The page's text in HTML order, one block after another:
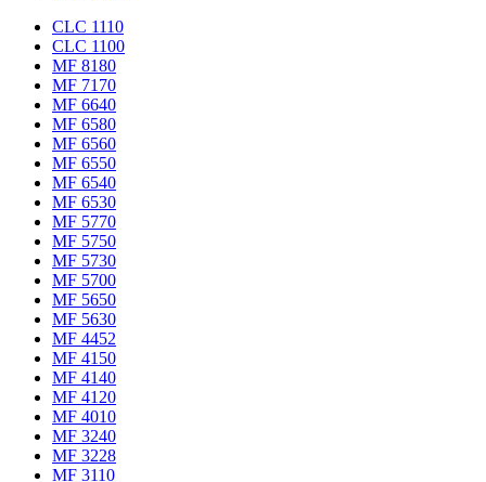
CLC 1110
CLC 1100
MF 8180
MF 7170
MF 6640
MF 6580
MF 6560
MF 6550
MF 6540
MF 6530
MF 5770
MF 5750
MF 5730
MF 5700
MF 5650
MF 5630
MF 4452
MF 4150
MF 4140
MF 4120
MF 4010
MF 3240
MF 3228
MF 3110